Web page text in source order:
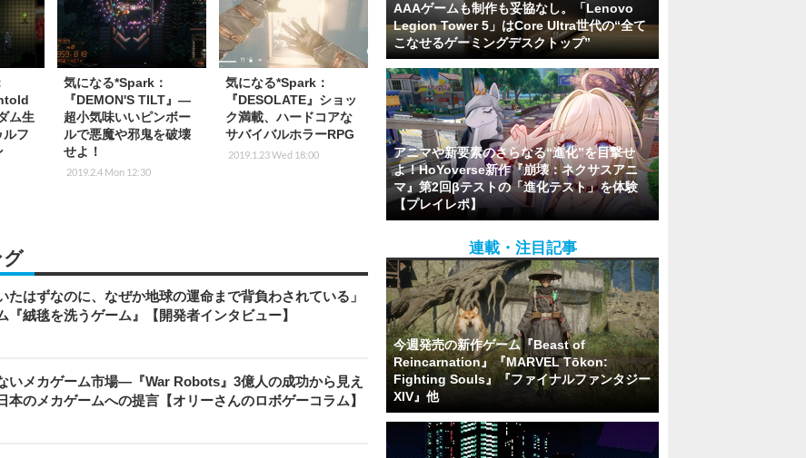
ム生
ルフ
気になる*Spark：
『DEMON'S TILT』―
超小気味いいピンボー
ルで悪魔や邪鬼を破壊
せよ！
2019.2.4 Mon 12:30
気になる*Spark：
『DESOLATE』ショッ
ク満載、ハードコアな
サバイバルホラーRPG
2019.1.23 Wed 18:00
グ
たはずなのに、なぜか地球の運命まで背負わされている」
『絨毯を洗うゲーム』【開発者インタビュー】
いメカゲーム市場―『War Robots』3億人の成功から見え
本のメカゲームへの提言【オリーさんのロボゲーコラム】
AAAゲームも制作も妥協なし。「Lenovo
Legion Tower 5」はCore Ultra世代の“全て
こなせるゲーミングデスクトップ”
アニマや新要素のさらなる“進化”を目撃せ
よ！HoYoverse新作『崩壊：ネクサスアニ
マ』第2回βテストの「進化テスト」を体験
【プレイレポ】
連載・注目記事
今週発売の新作ゲーム『Beast of
Reincarnation』『MARVEL Tōkon:
Fighting Souls』『ファイナルファンタジー
XIV』他